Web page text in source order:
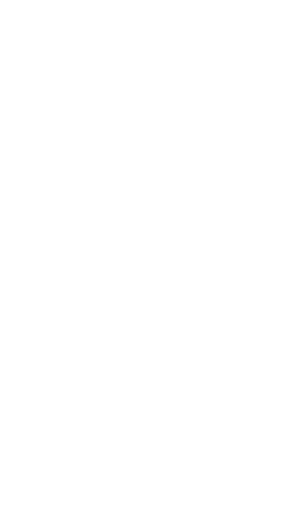
texturas etéreas
estas obras
El proceso
espacios reales
no deja